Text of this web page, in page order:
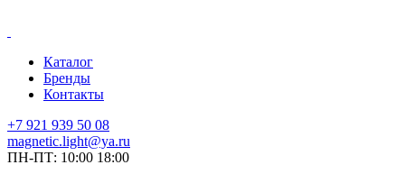
Каталог
Бренды
Контакты
+7 921 939 50 08
magnetic.light@ya.ru
ПН-ПТ: 10:00 18:00